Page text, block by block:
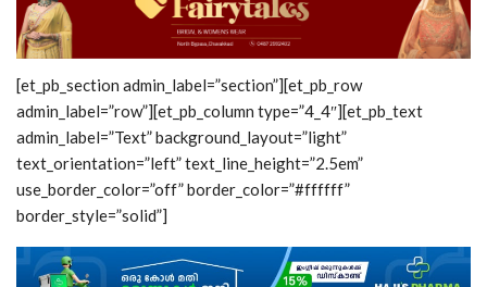
[et_pb_section admin_label=”section”][et_pb_row
admin_label=”row”][et_pb_column type=”4_4″][et_pb_text
admin_label=”Text” background_layout=”light”
text_orientation=”left” text_line_height=”2.5em”
use_border_color=”off” border_color=”#ffffff”
border_style=”solid”]